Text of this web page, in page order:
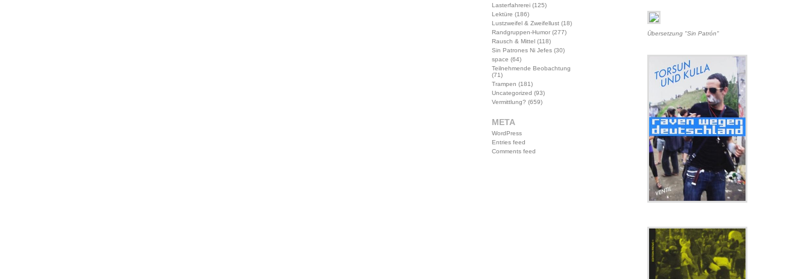
Lasterfahrerei(125)
Lektüre (186)
Lustzweifel & Zweifellust(18)
Randgruppen-Humor(277)
Rausch & Mittel(118)
Sin Patrones Ni Jefes(30)
space (64)
Teilnehmende Beobachtung
(71)
Trampen (181)
Uncategorized (93)
Vermittlung? (659)
META
WordPress
Entries feed
Comments feed
Übersetzung "Sin Patrón"